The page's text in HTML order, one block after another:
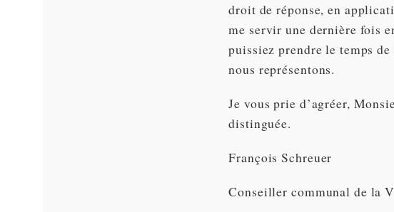
droit de réponse, en
me servir une dernière fois
puissiez prendre le temps
nous représentons.
Je vous prie d’agréer,
distinguée.
François Schreuer
Conseiller communal de la